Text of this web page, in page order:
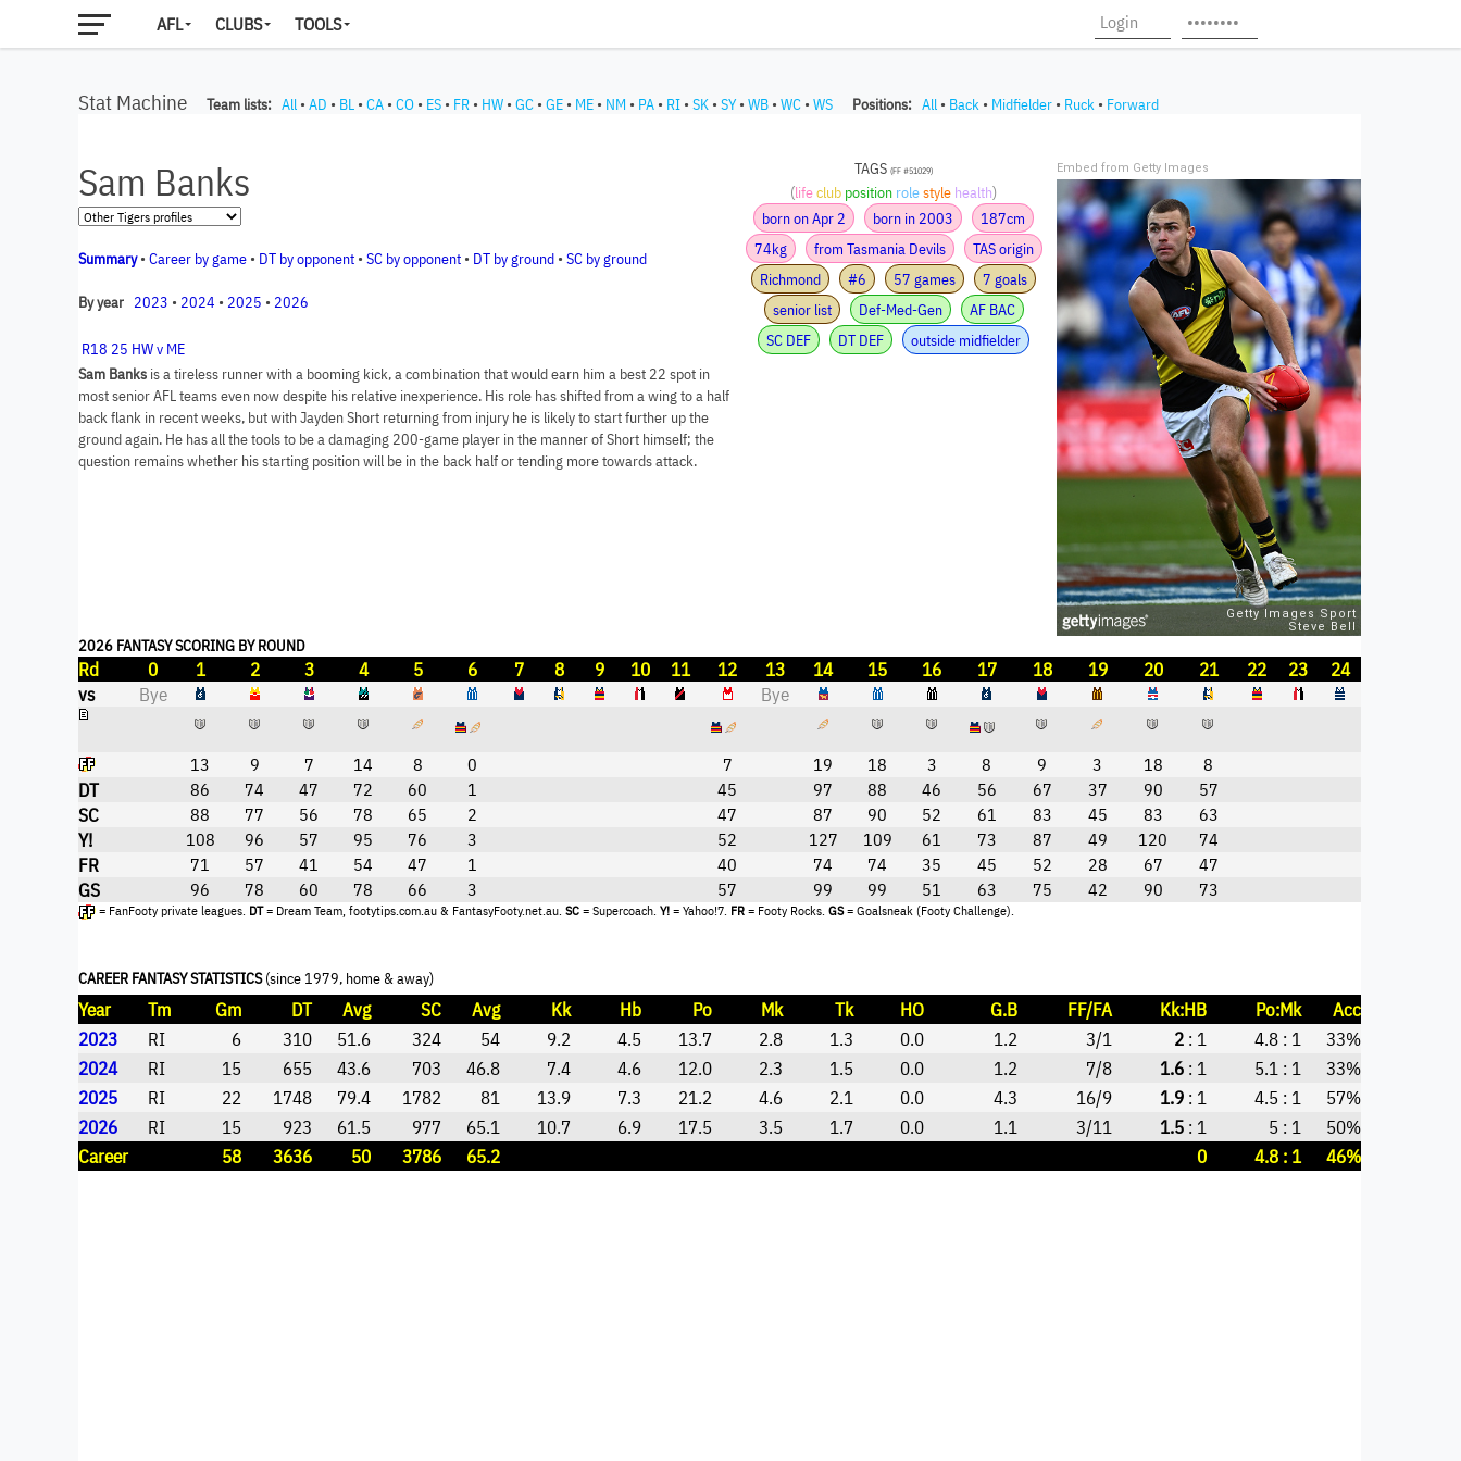
AFL CLUBS TOOLS
Stat Machine Team lists: All • AD • BL • CA • CO • ES • FR • HW • GC • GE • ME • NM • PA • RI • SK • SY• WB • WC • WS Positions: All • Back • Midfielder • Ruck • Forward